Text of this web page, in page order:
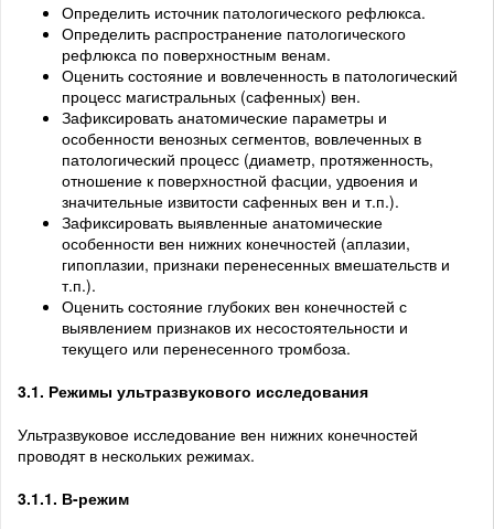
Определить источник патологического рефлюкса.
Определить распространение патологического
рефлюкса по поверхностным венам.
Оценить состояние и вовлеченность в патологический
процесс магистральных (сафенных) вен.
Зафиксировать анатомические параметры и
особенности венозных сегментов, вовлеченных в
патологический процесс (диаметр, протяженность,
отношение к поверхностной фасции, удвоения и
значительные извитости сафенных вен и т.п.).
Зафиксировать выявленные анатомические
особенности вен нижних конечностей (аплазии,
гипоплазии, признаки перенесенных вмешательств и
т.п.).
Оценить состояние глубоких вен конечностей с
выявлением признаков их несостоятельности и
текущего или перенесенного тромбоза.
3.1. Режимы ультразвукового исследования
Ультразвуковое исследование вен нижних конечностей
проводят в нескольких режимах.
3.1.1. В-режим